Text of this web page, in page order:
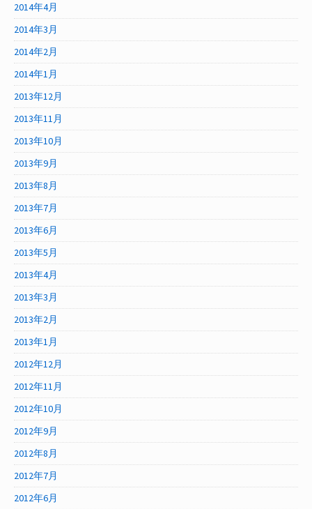
2014年4月
2014年3月
2014年2月
2014年1月
2013年12月
2013年11月
2013年10月
2013年9月
2013年8月
2013年7月
2013年6月
2013年5月
2013年4月
2013年3月
2013年2月
2013年1月
2012年12月
2012年11月
2012年10月
2012年9月
2012年8月
2012年7月
2012年6月